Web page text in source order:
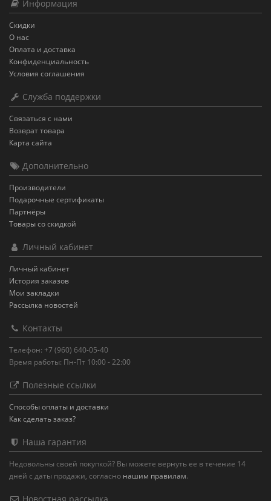
Информация
Скидки
О нас
Оплата и доставка
Конфиденциальность
Условия соглашения
Служба поддержки
Связаться с нами
Возврат товара
Карта сайта
Дополнительно
Производители
Подарочные сертификаты
Партнёры
Товары со скидкой
Личный кабинет
Личный кабинет
История заказов
Мои закладки
Рассылка новостей
Контакты
Телефон: +7 (960) 640-05-40
Время работы: Пн-Пт 10:00 - 22:00
Полезные ссылки
Способы оплаты и доставки
Как сделать заказ?
Наша гарантия
Недовольны своей покупкой? Вы можете вернуть ее в течение 14
дней с даты продажи, согласно нашим правилам.